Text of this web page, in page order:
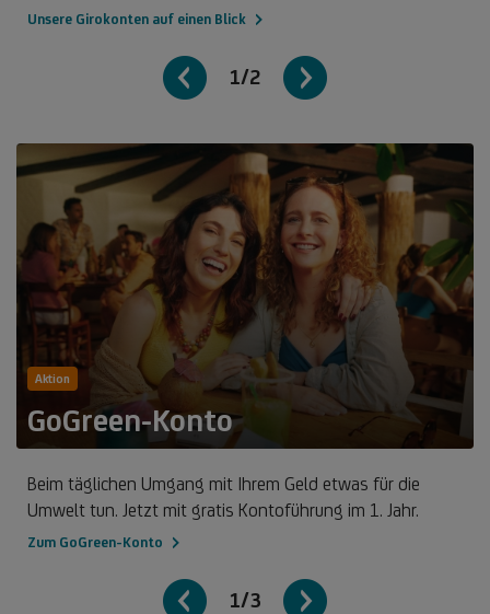
Unsere Girokonten auf einen Blick
1/2
Aktion
GoGreen-Konto
Beim täglichen Umgang mit Ihrem Geld etwas für die
Umwelt tun. Jetzt mit gratis Kontoführung im 1. Jahr.
Zum GoGreen-Konto
1/3